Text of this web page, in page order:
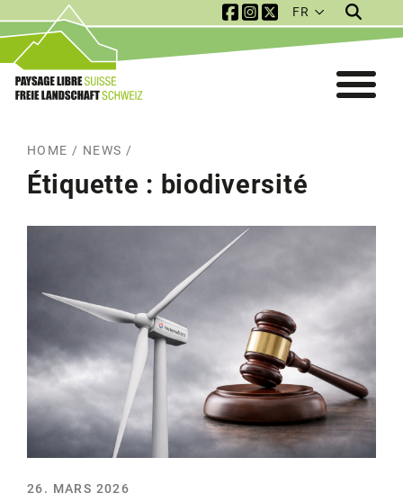
Service Navigation
FR
HOME / NEWS /
Étiquette : biodiversité
26. MARS 2026